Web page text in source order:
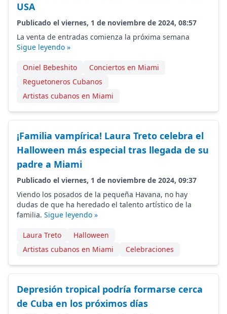
USA
Publicado el viernes, 1 de noviembre de 2024, 08:57
La venta de entradas comienza la próxima semana
Sigue leyendo »
Oniel Bebeshito
Conciertos en Miami
Reguetoneros Cubanos
Artistas cubanos en Miami
¡Familia vampírica! Laura Treto celebra el
Halloween más especial tras llegada de su
padre a Miami
Publicado el viernes, 1 de noviembre de 2024, 09:37
Viendo los posados de la pequeña Havana, no hay
dudas de que ha heredado el talento artístico de la
familia. Sigue leyendo »
Laura Treto
Halloween
Artistas cubanos en Miami
Celebraciones
Depresión tropical podría formarse cerca
de Cuba en los próximos días